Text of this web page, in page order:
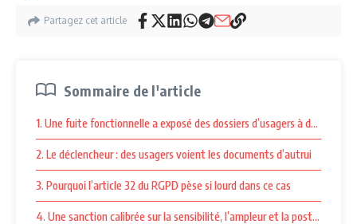
Partagez cet article
Sommaire de l'article
1. Une fuite fonctionnelle a exposé des dossiers d’usagers à des tiers
2. Le déclencheur : des usagers voient les documents d’autrui
3. Pourquoi l’article 32 du RGPD pèse si lourd dans ce cas
4. Une sanction calibrée sur la sensibilité, l’ampleur et la posture